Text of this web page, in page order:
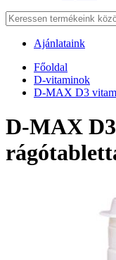
Ajánlataink
Főoldal
D-vitaminok
D-MAX D3
D-MAX